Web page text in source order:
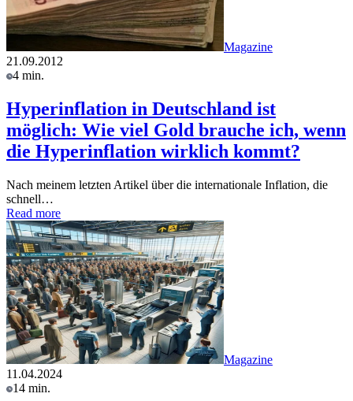
Magazine
21.09.2012
4 min.
Hyperinflation in Deutschland ist
möglich: Wie viel Gold brauche ich, wenn
die Hyperinflation wirklich kommt?
Nach meinem letzten Artikel über die internationale Inflation, die
schnell…
Read more
Magazine
11.04.2024
14 min.